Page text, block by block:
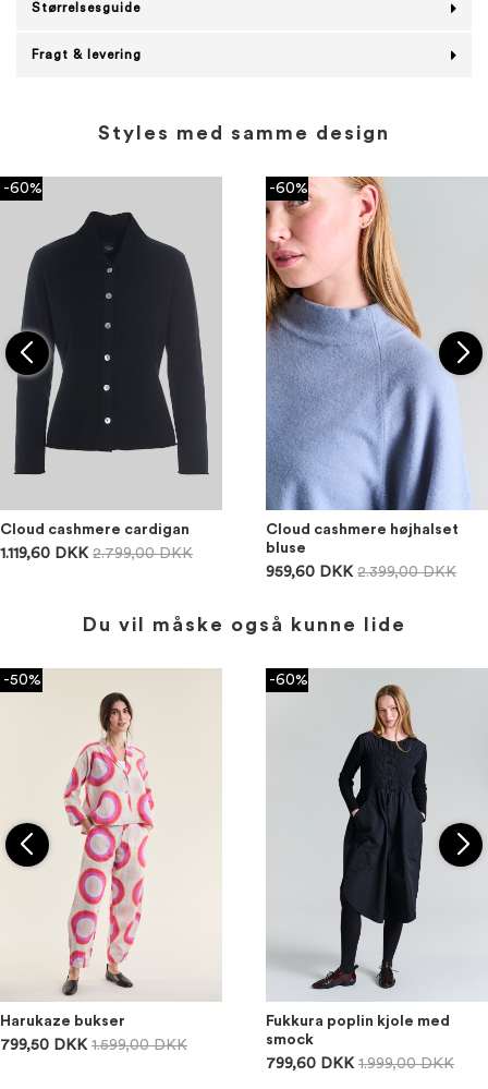
Størrelsesguide
Fragt & levering
Styles med samme design
-60%
Cloud cashmere cardigan
1.119,60 DKK 2.799,00 DKK
-60%
Cloud cashmere højhalset
bluse
959,60 DKK 2.399,00 DKK
Du vil måske også kunne lide
-50%
Harukaze bukser
799,50 DKK 1.599,00 DKK
-60%
Fukkura poplin kjole med
smock
799,60 DKK 1.999,00 DKK